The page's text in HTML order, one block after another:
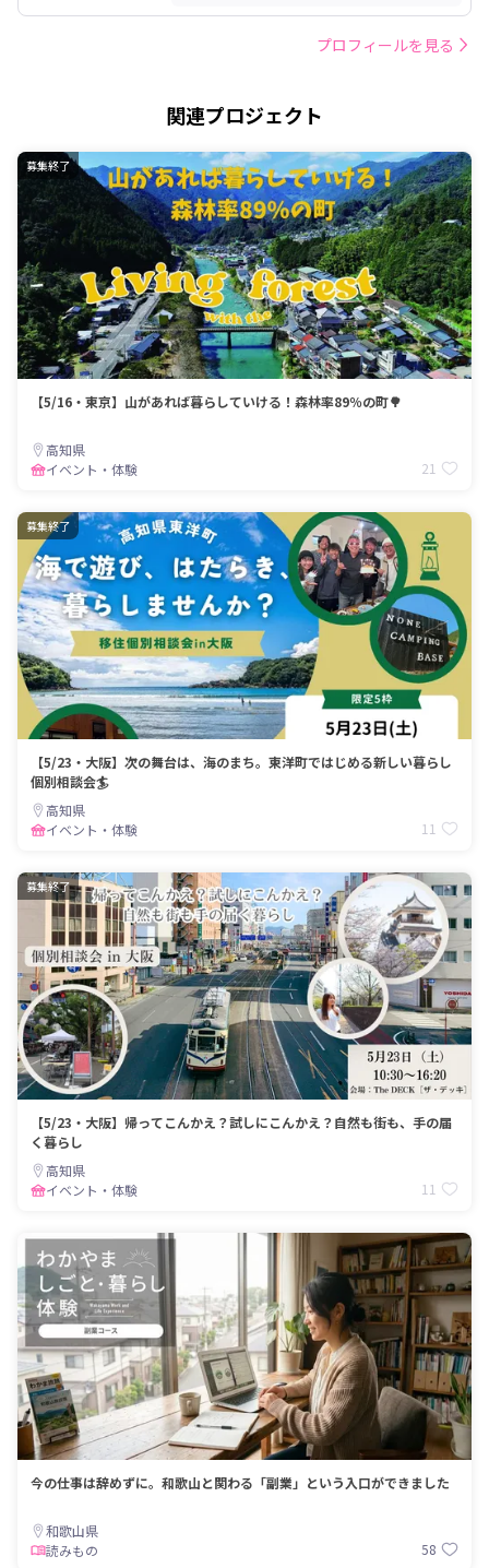
プロフィールを見る
関連プロジェクト
募集終了
【5/16・東京】山があれば暮らしていける！森林率89％の町🌳
高知県
イベント・体験
21
募集終了
【5/23・大阪】次の舞台は、海のまち。東洋町ではじめる新しい暮らし
個別相談会🏄
高知県
イベント・体験
11
募集終了
【5/23・大阪】帰ってこんかえ？試しにこんかえ？自然も街も、手の届
く暮らし
高知県
イベント・体験
11
今の仕事は辞めずに。和歌山と関わる「副業」という入口ができました
和歌山県
読みもの
58